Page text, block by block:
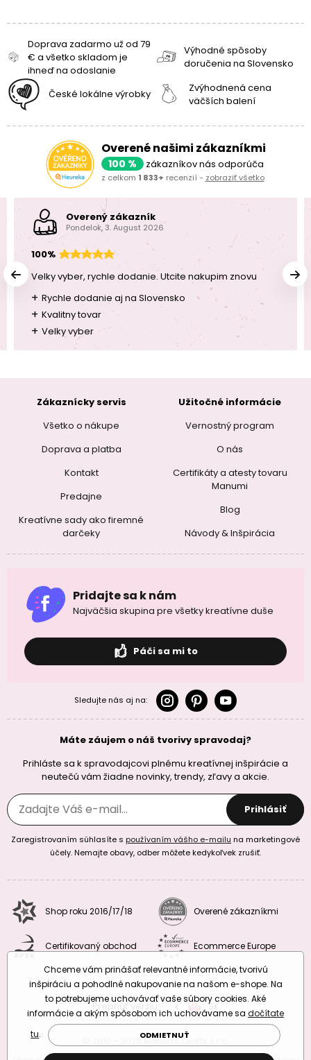
Doprava zadarmo už od 79
€ a všetko skladom je
ihneď na odoslanie
Výhodné spôsoby
doručenia na Slovensko
České lokálne výrobky
Zvýhodnená cena
väčších balení
Overené našimi zákazníkmi
100 % zákazníkov nás odporúča
z celkom 1 833+ recenzií - zobraziť všetko
Overený zákazník
Pondelok, 3. August 2026
100%
Velky vyber, rychle dodanie. Utcite nakupim znovu
+ Rychle dodanie aj na Slovensko
+ Kvalitny tovar
+ Velky vyber
Zákaznícky servis
Všetko o nákupe
Doprava a platba
Kontakt
Predajne
Kreatívne sady ako firemné
darčeky
Užitočné informácie
Vernostný program
O nás
Certifikáty a atesty tovaru
Manumi
Blog
Návody & Inšpirácia
Pridajte sa k nám
Najväčšia skupina pre všetky kreatívne duše
Páči sa mi to
Sledujte nás aj na:
Máte záujem o náš tvorivy spravodaj?
Prihláste sa k spravodajcovi plnému kreatívnej inšpirácie a
neutečú vám žiadne novinky, trendy, zľavy a akcie.
Prihlásiť
Zaregistrovaním súhlasíte s používaním vášho e-mailu na marketingové
účely. Nemajte obavy, odber môžete kedykoľvek zrušiť.
Shop roku 2016/17/18 Overené zákazníkmi
Certifikovaný obchod Ecommerce Europe
Prepnúť verziu: CZSK
© 2010 – 2026 Manumi Crafts s.r.o.
Chceme vám prinášať relevantné informácie, tvorivú
inšpiráciu a pohodlné nakupovanie na našom e-shope. Na
to potrebujeme uchovávať vaše súbory cookies. Aké
informácie a akým spôsobom ich uchovávame sa dočítate
tu. ODMIETNUŤ